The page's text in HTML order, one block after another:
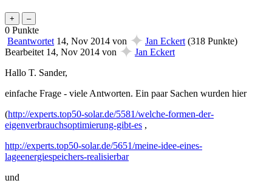
0 Punkte
Beantwortet 14, Nov 2014 von ✦ Jan Eckert (318 Punkte)
Bearbeitet 14, Nov 2014 von ✦ Jan Eckert
Hallo T. Sander,
einfache Frage - viele Antworten. Ein paar Sachen wurden hier
(http://experts.top50-solar.de/5581/welche-formen-der-
eigenverbrauchsoptimierung-gibt-es ,
http://experts.top50-solar.de/5651/meine-idee-eines-
lageenergiespeichers-realisierbar
und